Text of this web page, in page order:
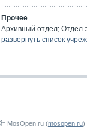
Прочее
Архивный отдел; Отдел
развернуть список
MosOpen.ru (mosopen.ru)